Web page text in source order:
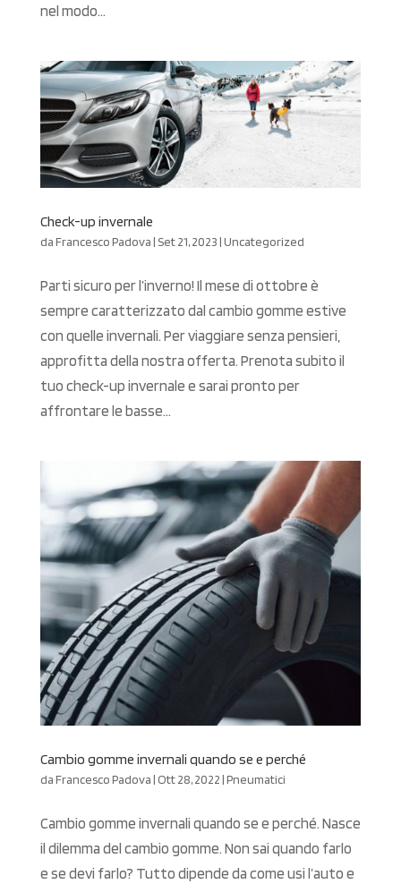
nel modo...
Check-up invernale
daFrancesco Padova| Set 21, 2023|Uncategorized
Parti sicuro per l’inverno! Il mese di ottobre è
sempre caratterizzato dal cambio gomme estive
con quelle invernali. Per viaggiare senza pensieri,
approfitta della nostra offerta. Prenota subito il
tuo check-up invernale e sarai pronto per
affrontare le basse...
Cambio gomme invernali quando se e perché
daFrancesco Padova| Ott 28, 2022|Pneumatici
Cambio gomme invernali quando se e perché. Nasce
il dilemma del cambio gomme. Non sai quando farlo
e se devi farlo? Tutto dipende da come usi l’auto e